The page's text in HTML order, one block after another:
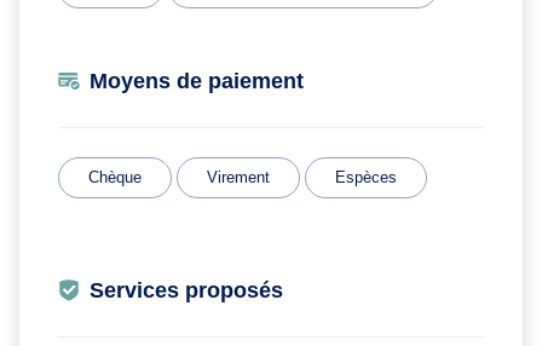
Moyens de paiement
Chèque Virement Espèces
Services proposés